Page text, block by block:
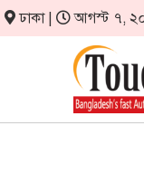
ঢাকা | আগস্ট ৭,